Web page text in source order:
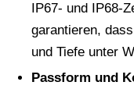
IP67- und IP68-
garantieren,
und Tiefe unter
Passform und